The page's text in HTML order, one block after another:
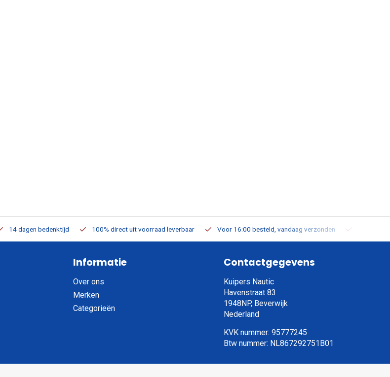
14 dagen bedenktijd 100% direct uit voorraad leverbaar Voor 16:00 besteld, vandaag verzonden
Informatie
Over ons
Merken
Categorieën
Contactgegevens
Kuipers Nautic
Havenstraat 83
1948NP, Beverwijk
Nederland
KVK nummer: 95777245
Btw nummer: NL867292751B01